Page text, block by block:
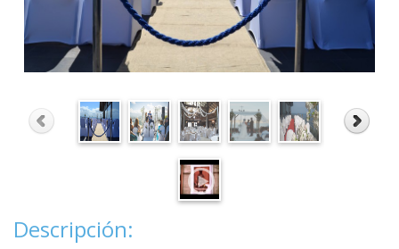
Descripción: